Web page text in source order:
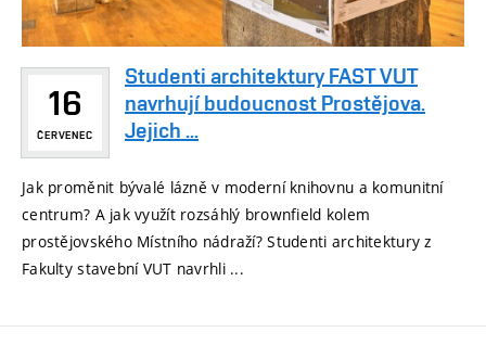
16
ČERVENEC
Studenti architektury FAST VUT
navrhují budoucnost Prostějova.
Jejich ...
Jak proměnit bývalé lázně v moderní knihovnu a komunitní
centrum? A jak využít rozsáhlý brownfield kolem
prostějovského Místního nádraží? Studenti architektury z
Fakulty stavební VUT navrhli ...